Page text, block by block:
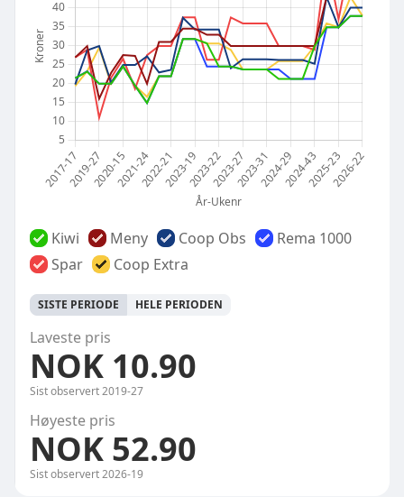
Kiwi Meny Coop Obs
Rema 1000
Spar
Coop Extra
SISTE PERIODE HELE PERIODEN
Laveste pris
NOK 10.90
Sist observert2019-27
Høyeste pris
NOK 52.90
Sist observert2026-19